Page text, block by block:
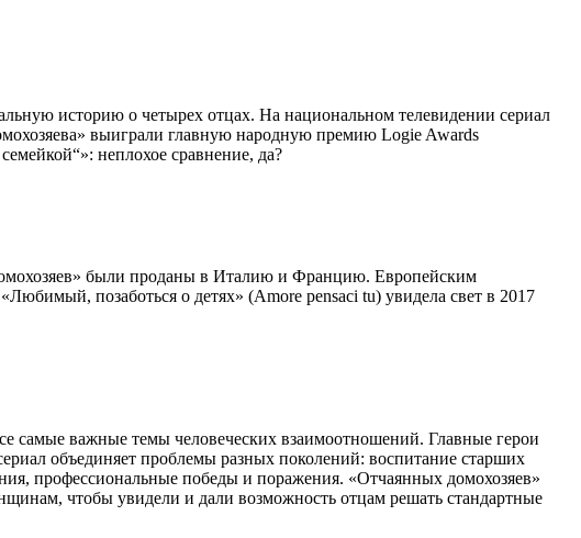
историю о четырех отцах. На национальном телевидении сериал
выиграли главную народную премию Logie Awards
неплохое сравнение, да?
были проданы в Италию и Францию. Европейским
позаботься о детях» (Amore pensaci tu) увидела свет в 2017
самые важные темы человеческих взаимоотношений. Главные герои
объединяет проблемы разных поколений: воспитание старших
профессиональные победы и поражения. «Отчаянных домохозяев»
чтобы увидели и дали возможность отцам решать стандартные